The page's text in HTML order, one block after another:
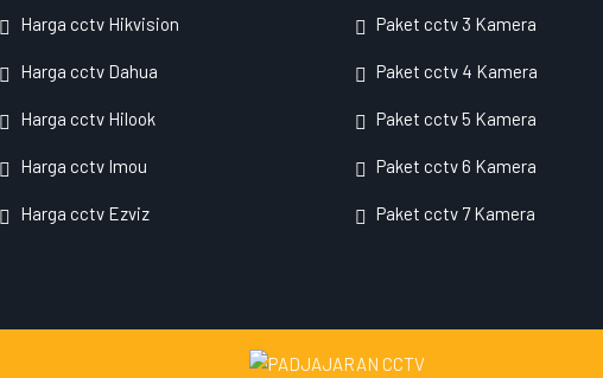
Harga cctv Hikvision
Harga cctv Dahua
Harga cctv Hilook
Harga cctv Imou
Harga cctv Ezviz
Paket cctv 3 Kamera
Paket cctv 4 Kamera
Paket cctv 5 Kamera
Paket cctv 6 Kamera
Paket cctv 7 Kamera